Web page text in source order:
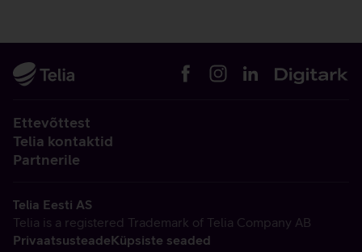
Ettevõttest
Telia kontaktid
Partnerile
Telia Eesti AS
Telia is a registered Trademark of Telia Company AB
PrivaatsusteadeKüpsiste seaded